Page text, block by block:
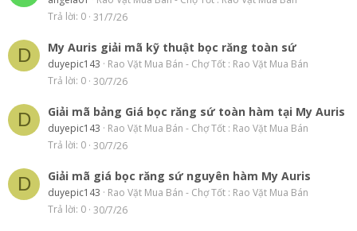
Trả lời 0 31/7/26
D My Auris giải mã kỹ thuật bọc răng toàn sứ
duyepic143
Rao Vặt Mua Bán - Chợ Tốt : Rao Vặt Mua Bán
Trả lời 0 30/7/26
D Giải mã bảng Giá bọc răng sứ toàn hàm tại My Auris
duyepic143
Rao Vặt Mua Bán - Chợ Tốt : Rao Vặt Mua Bán
Trả lời 0 30/7/26
D Giải mã giá bọc răng sứ nguyên hàm My Auris
duyepic143
Rao Vặt Mua Bán - Chợ Tốt : Rao Vặt Mua Bán
Trả lời 0 30/7/26